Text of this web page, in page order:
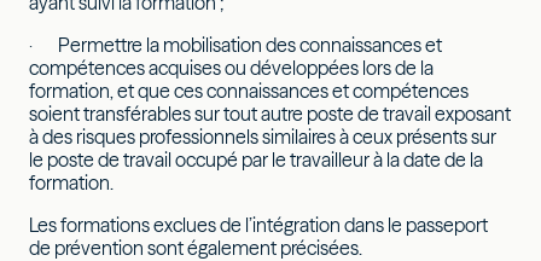
· Permettre la mobilisation des connaissances et
compétences acquises ou développées lors de la
formation, et que ces connaissances et compétences
soient transférables sur tout autre poste de travail exposant
à des risques professionnels similaires à ceux présents sur
le poste de travail occupé par le travailleur à la date de la
formation.
Les formations exclues de l’intégration dans le passeport
de prévention sont également précisées.